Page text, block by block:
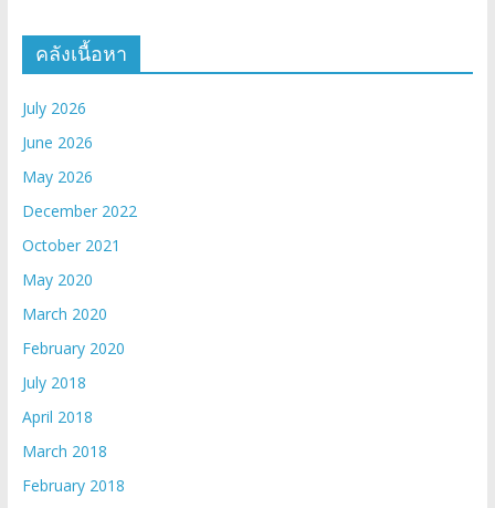
คลังเนื้อหา
July 2026
June 2026
May 2026
December 2022
October 2021
May 2020
March 2020
February 2020
July 2018
April 2018
March 2018
February 2018